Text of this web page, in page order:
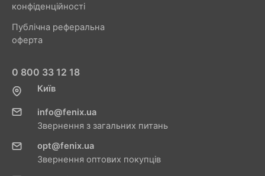
конфіденційності
Публічна реферальна
оферта
0 800 33 12 18
Київ
info@fenix.ua
Звернення з загальних питань
opt@fenix.ua
Звернення оптових покупців